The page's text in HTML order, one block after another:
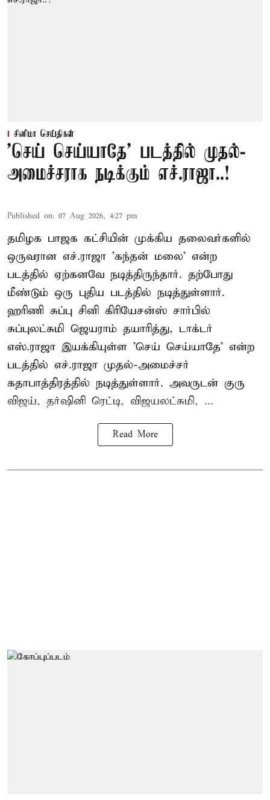
சினிமா செய்திகள்
'செய் செய்யாதே' படத்தில் முதல்-
அமைச்சராக நடிக்கும் எச்.ராஜா..!
Published on: 07 Aug 2026, 4:27 pm
தமிழக பாஜக கட்சியின் முக்கிய தலைவர்களில்
ஒருவரான எச்.ராஜா 'கந்தன் மலை' என்ற
படத்தில் ஏற்கனவே நடித்திருந்தார். தற்போது
மீண்டும் ஒரு புதிய படத்தில் நடித்துள்ளார்.
ஹரிணி சுப்பு சினி கிரியேசன்ஸ் சார்பில்
சுப்புலட்சுமி ஜெயராம் தயாரித்து, டாக்டர்
எஸ்.ராஜா இயக்கியுள்ள 'செய் செய்யாதே' என்ற
படத்தில் எச்.ராஜா முதல்-அமைச்சர்
கதாபாத்திரத்தில் நடித்துள்ளார். அவருடன் குரு
விஜய், தர்ஷினி ரெட்டி, விஜயலட்சுமி, ...
Read More